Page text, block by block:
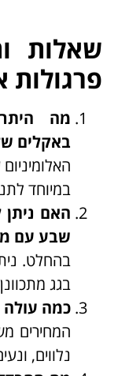
שאלות
פרגולות
מה
באקלים
במיוחד
האם ניתן
שבע עם
בהחלט.
בגג
כמה עולה
המחירים
נלווים, ונעים לרוב